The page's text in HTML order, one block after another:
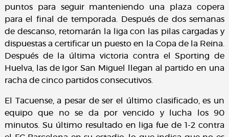
puntos para seguir manteniendo una plaza copera
para el final de temporada. Después de dos semanas
de descanso, retomarán la liga con las pilas cargadas y
dispuestas a certificar un puesto en la Copa de la Reina.
Después de la última victoria contra el Sporting de
Huelva, las de Igor San Miguel llegan al partido en una
racha de cinco partidos consecutivos.
El Tacuense, a pesar de ser el último clasificado, es un
equipo que no se da por vencido y lucha los 90
minutos. Su último resultado en liga fue de 1-2 contra